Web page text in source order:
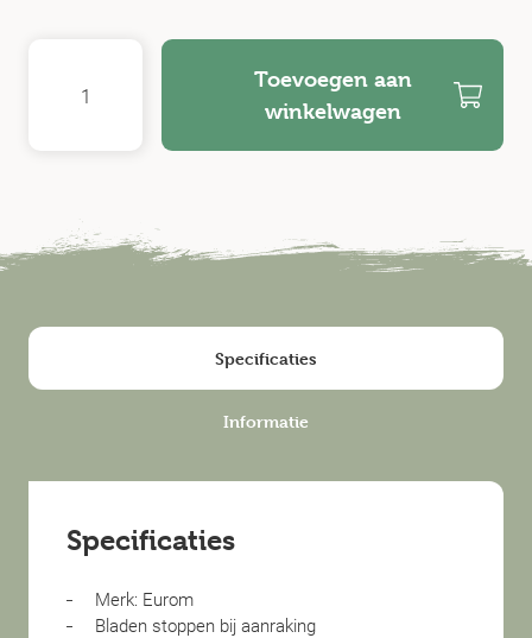
Toevoegen aan
winkelwagen
Specificaties
Informatie
Specificaties
Merk: Eurom
Bladen stoppen bij aanraking